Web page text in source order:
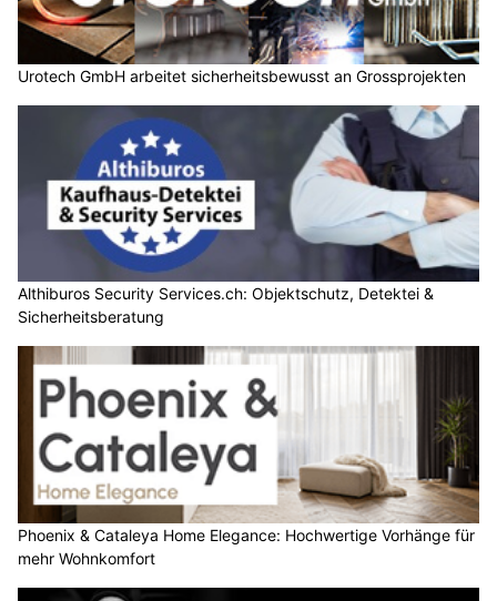
Urotech GmbH arbeitet sicherheitsbewusst an Grossprojekten
Althiburos Security Services.ch: Objektschutz, Detektei &
Sicherheitsberatung
Phoenix & Cataleya Home Elegance: Hochwertige Vorhänge für
mehr Wohnkomfort